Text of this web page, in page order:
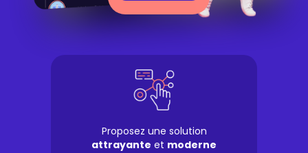
Proposez une solution
attrayante et moderne